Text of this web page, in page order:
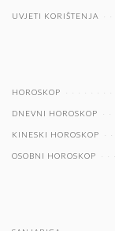
UVJETI KORIŠTENJA
HOROSKOP
DNEVNI HOROSKOP
KINESKI HOROSKOP
OSOBNI HOROSKOP